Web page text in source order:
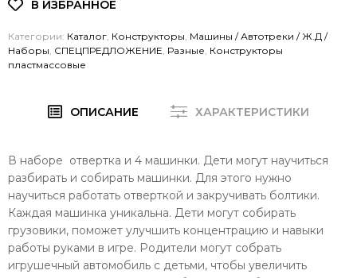
Категории: Каталог Конструкторы Машины / Автотреки / Ж.Д /
Наборы СПЕЦПРЕДЛОЖЕНИЕ Разные Конструкторы
пластмассовые
ОПИСАНИЕ ХАРАКТЕРИСТИКИ
В наборе отвертка и 4 машинки. Дети могут научиться
разбирать и собирать машинки. Для этого нужно
научиться работать отверткой и закручивать болтики.
Каждая машинка уникальна. Дети могут собирать
грузовики, поможет улучшить концентрацию и навыки
работы руками в игре. Родители могут собрать
игрушечный автомобиль с детьми, чтобы увеличить